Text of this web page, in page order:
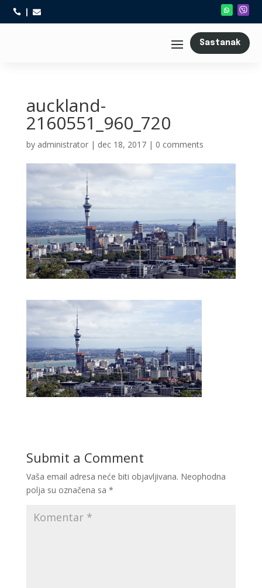
 
Sastanak
auckland-
2160551_960_720
by administrator| dec 18, 2017| 0 comments
Submit a Comment
Vaša email adresa neće biti objavljivana. Neophodna
polja su označena sa *